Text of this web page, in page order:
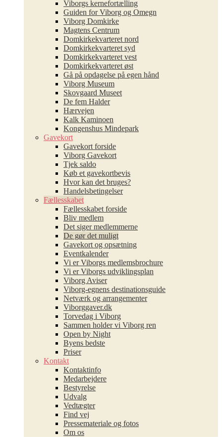
Viborgs kernefortælling
Guiden for Viborg og Omegn
Viborg Domkirke
Magtens Centrum
Domkirkekvarteret nord
Domkirkekvarteret syd
Domkirkekvarteret vest
Domkirkekvarteret øst
Gå på opdagelse på egen hånd
Viborg Museum
Skovgaard Museet
De fem Halder
Hærvejen
Kalk Kaminoen
Kongenshus Mindepark
Gavekort
Gavekort forside
Viborg Gavekort
Tjek saldo
Køb et gavekortbevis
Hvor kan det bruges?
Handelsbetingelser
Fællesskabet
Fællesskabet forside
Bliv medlem
Det siger medlemmerne
De gør det muligt
Gavekort og opsætning
Eventkalender
Vi er Viborgs medlemsbrochure
Vi er Viborgs udviklingsplan
Viborg Aviser
Viborg-egnens destinationsguide
Netværk og arrangementer
Viborggaver.dk
Torvedag i Viborg
Sammen holder vi Viborg ren
Open by Night
Byens bedste
Priser
Kontakt
Kontaktinfo
Medarbejdere
Bestyrelse
Udvalg
Vedtægter
Find vej
Pressemateriale og fotos
Om os